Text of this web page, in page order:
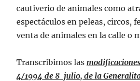
cautiverio de animales como
espectáculos en peleas, circos,
venta de animales en la calle o
Transcribimos las
4/1994 de 8 julio, de la